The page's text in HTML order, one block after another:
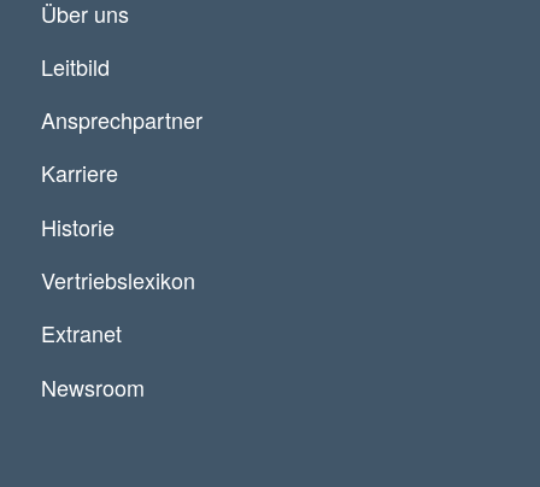
Über uns
Leitbild
Ansprechpartner
Karriere
Historie
Vertriebslexikon
Extranet
Newsroom